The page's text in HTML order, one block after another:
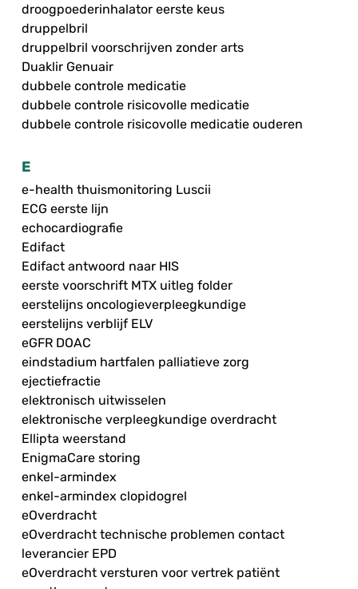
droogpoederinhalator eerste keus
druppelbril
druppelbril voorschrijven zonder arts
Duaklir Genuair
dubbele controle medicatie
dubbele controle risicovolle medicatie
dubbele controle risicovolle medicatie ouderen
E
e-health thuismonitoring Luscii
ECG eerste lijn
echocardiografie
Edifact
Edifact antwoord naar HIS
eerste voorschrift MTX uitleg folder
eerstelijns oncologieverpleegkundige
eerstelijns verblijf ELV
eGFR DOAC
eindstadium hartfalen palliatieve zorg
ejectiefractie
elektronisch uitwisselen
elektronische verpleegkundige overdracht
Ellipta weerstand
EnigmaCare storing
enkel-armindex
enkel-armindex clopidogrel
eOverdracht
eOverdracht technische problemen contact
leverancier EPD
eOverdracht versturen voor vertrek patiënt